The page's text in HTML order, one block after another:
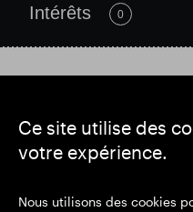
Ce site utilise des
votre expérience.
Nous utilisons des cookies
Intérêts 0